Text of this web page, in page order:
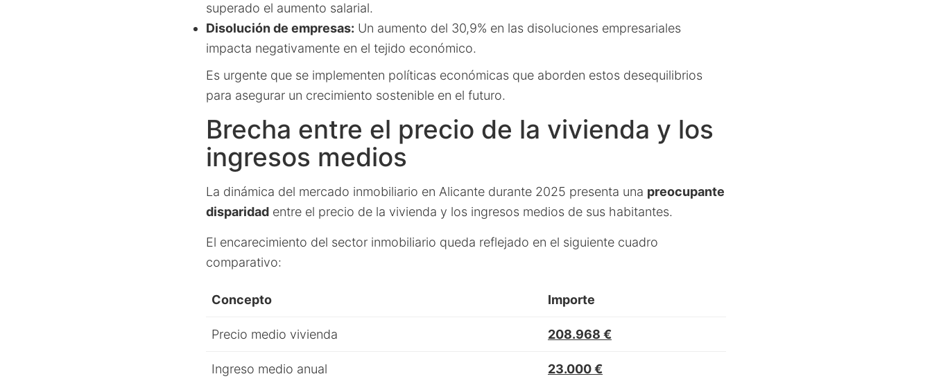
superado el aumento salarial.
Disolución de empresas: Un aumento del 30,9% en las disoluciones empresariales
impacta negativamente en el tejido económico.
Es urgente que se implementen políticas económicas que aborden estos desequilibrios
para asegurar un crecimiento sostenible en el futuro.
Brecha entre el precio de la vivienda y los
ingresos medios
La dinámica del mercado inmobiliario en Alicante durante 2025 presenta una preocupante
disparidad entre el precio de la vivienda y los ingresos medios de sus habitantes.
El encarecimiento del sector inmobiliario queda reflejado en el siguiente cuadro
comparativo:
Concepto Importe
Precio medio vivienda 208.968 €
Ingreso medio anual
23.000 €